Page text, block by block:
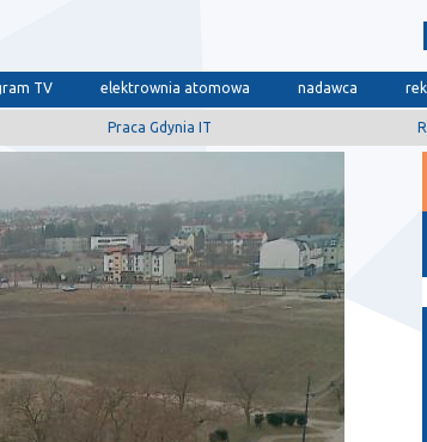
TV elektrownia atomowa nadawca
Praca Gdynia IT